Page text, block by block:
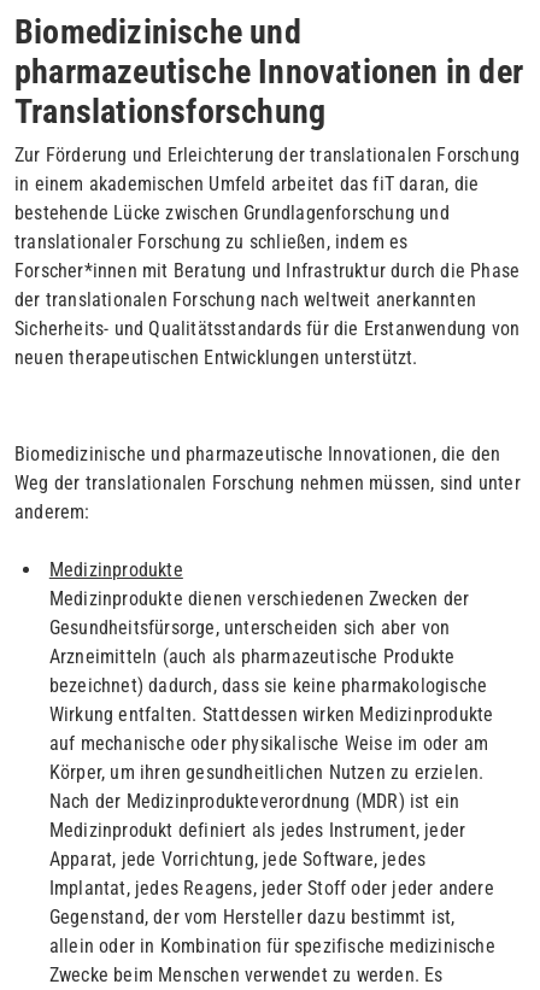
Biomedizinische und
pharmazeutische Innovationen in der
Translationsforschung
Zur Förderung und Erleichterung der translationalen Forschung
in einem akademischen Umfeld arbeitet das fiT daran, die
bestehende Lücke zwischen Grundlagenforschung und
translationaler Forschung zu schließen, indem es
Forscher*innen mit Beratung und Infrastruktur durch die Phase
der translationalen Forschung nach weltweit anerkannten
Sicherheits- und Qualitätsstandards für die Erstanwendung von
neuen therapeutischen Entwicklungen unterstützt.
Biomedizinische und pharmazeutische Innovationen, die den
Weg der translationalen Forschung nehmen müssen, sind unter
anderem:
Medizinprodukte
Medizinprodukte dienen verschiedenen Zwecken der
Gesundheitsfürsorge, unterscheiden sich aber von
Arzneimitteln (auch als pharmazeutische Produkte
bezeichnet) dadurch, dass sie keine pharmakologische
Wirkung entfalten. Stattdessen wirken Medizinprodukte
auf mechanische oder physikalische Weise im oder am
Körper, um ihren gesundheitlichen Nutzen zu erzielen.
Nach der Medizinprodukteverordnung (MDR) ist ein
Medizinprodukt definiert als jedes Instrument, jeder
Apparat, jede Vorrichtung, jede Software, jedes
Implantat, jedes Reagens, jeder Stoff oder jeder andere
Gegenstand, der vom Hersteller dazu bestimmt ist,
allein oder in Kombination für spezifische medizinische
Zwecke beim Menschen verwendet zu werden. Es